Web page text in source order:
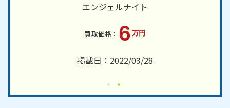
エンジェルナイト
6 万円
掲載日：2022/03/28